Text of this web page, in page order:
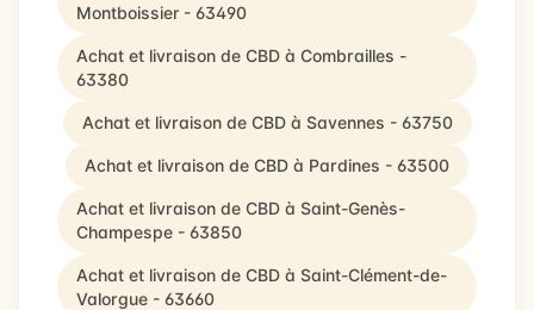
Montboissier - 63490
Achat et livraison de CBD à Combrailles -
63380
Achat et livraison de CBD à Savennes - 63750
Achat et livraison de CBD à Pardines - 63500
Achat et livraison de CBD à Saint-Genès-
Champespe - 63850
Achat et livraison de CBD à Saint-Clément-de-
Valorgue - 63660